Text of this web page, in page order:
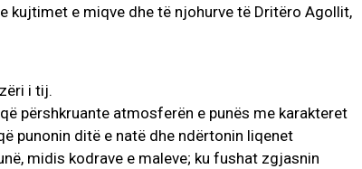
kujtimet e miqve dhe të njohurve të Dritëro Agollit,
i tij.
përshkruante atmosferën e punës me karakteret
punonin ditë e natë dhe ndërtonin liqenet
midis kodrave e maleve; ku fushat zgjasnin
I
1
Pregaditi Gjin Musa-Rome-
Shtator 2025